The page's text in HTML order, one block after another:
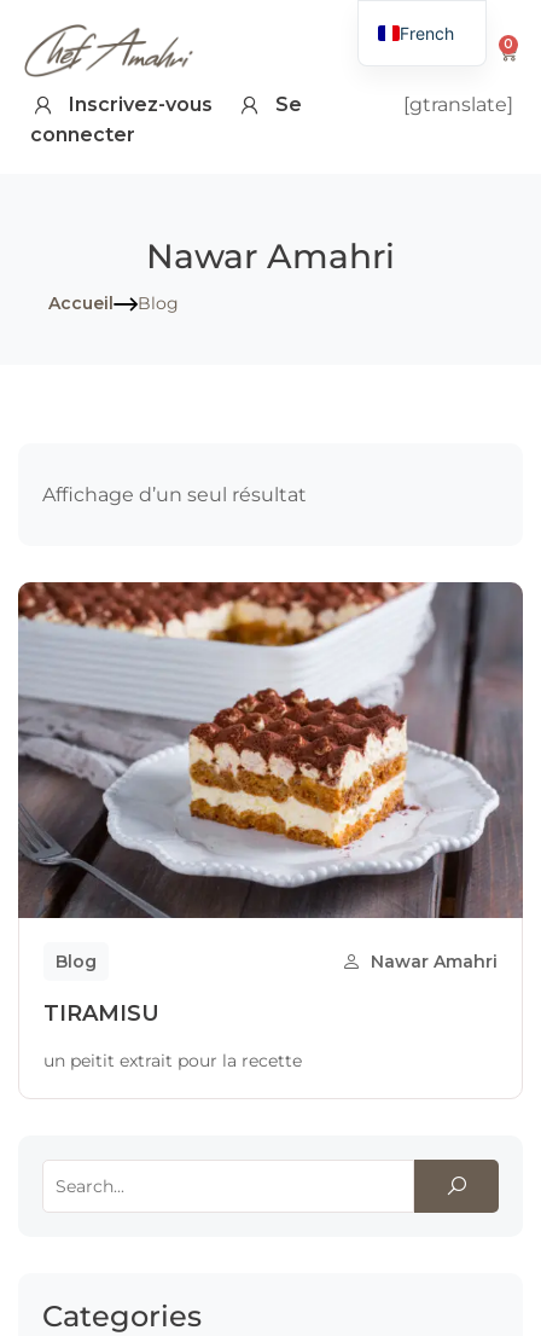
0
Inscrivez-vous
Se
connecter
[gtranslate]
Nawar Amahri
Accueil Blog
Affichage d’un seul résultat
Blog Nawar Amahri
TIRAMISU
un peitit extrait pour la recette
Categories
French